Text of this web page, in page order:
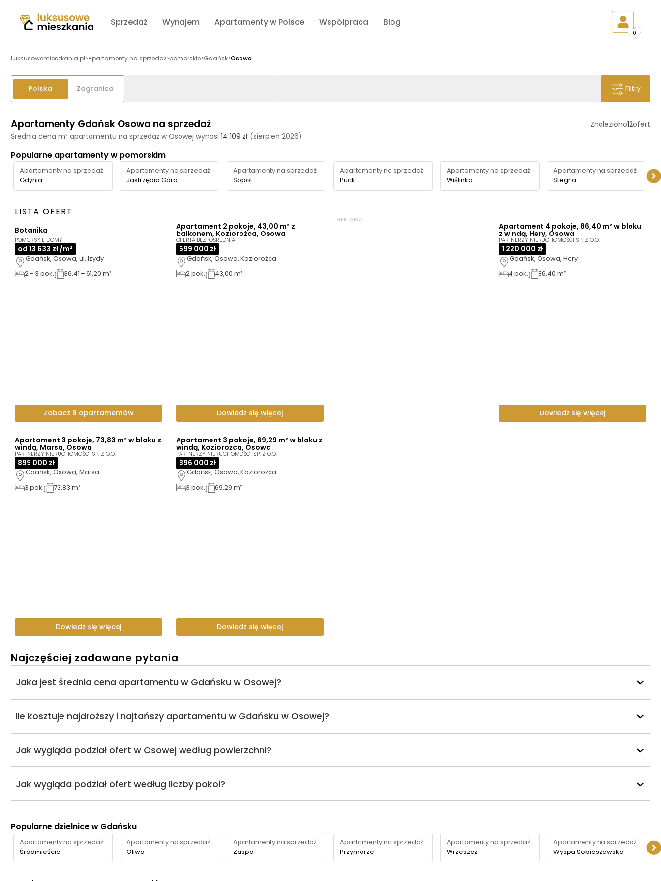
Sprzedaż Wynajem Apartamenty w Polsce Współpraca Blog
0
Luksusowemieszkania.pl>Apartamenty na sprzedaż>pomorskie>Gdańsk>Osowa
Polska Zagranica Filtry
Apartamenty Gdańsk Osowa na sprzedaż
Średnia cena m² apartamentu na sprzedaż w Osowej wynosi 14 109 zł (sierpień 2026)
Znaleziono12ofert
Popularne apartamenty w pomorskim
Apartamenty na sprzedaż
Gdynia
Apartamenty na sprzedaż
Jastrzębia Góra
Apartamenty na sprzedaż
Sopot
Apartamenty na sprzedaż
Puck
Apartamenty na sprzedaż
Wiślinka
Apartamenty na sprzedaż
Stegna
LISTA OFERT
Botanika
POMORSKIE DOMY
od 13 633 zł /m²
Gdańsk, Osowa, ul. Izydy
2- 3 pok. 36,41 – 61,20 m²
Zobacz 8 apartamentów
Apartament 2 pokoje, 43,00 m² z
balkonem, Koziorożca, Osowa
OFERTA BEZPOŚREDNIA
699 000 zł
Gdańsk, Osowa, Koziorożca
2pok. 43,00 m²
Dowiedz się więcej
REKLAMA
Apartament 4 pokoje, 86,40 m² w bloku
z windą, Hery, Osowa
PARTNERZY NIERUCHOMOŚCI SP. Z O.O.
1 220 000 zł
Gdańsk, Osowa, Hery
4 pok. 86,40 m²
Dowiedz się więcej
Apartament 3 pokoje, 73,83 m² w bloku z
windą, Marsa, Osowa
PARTNERZY NIERUCHOMOŚCI SP. Z O.O.
899 000 zł
Gdańsk, Osowa, Marsa
3 pok. 73,83 m²
Dowiedz się więcej
Apartament 3 pokoje, 69,29 m² w bloku z
windą, Koziorożca, Osowa
PARTNERZY NIERUCHOMOŚCI SP. Z O.O.
896 000 zł
Gdańsk, Osowa, Koziorożca
3 pok. 69,29 m²
Dowiedz się więcej
Najczęściej zadawane pytania
Jaka jest średnia cena apartamentu w Gdańsku w Osowej?
Ile kosztuje najdroższy i najtańszy apartamentu w Gdańsku w Osowej?
Jak wygląda podział ofert w Osowej według powierzchni?
Jak wygląda podział ofert według liczby pokoi?
Popularne dzielnice w Gdańsku
Apartamenty na sprzedaż
Śródmieście
Apartamenty na sprzedaż
Oliwa
Apartamenty na sprzedaż
Zaspa
Apartamenty na sprzedaż
Przymorze
Apartamenty na sprzedaż
Wrzeszcz
Apartamenty na sprzedaż
Wyspa Sobieszewska